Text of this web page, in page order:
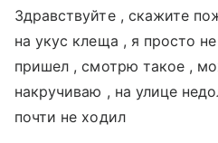
Здравствуйте , скажите
на укус клеща , я просто
пришел , смотрю такое ,
накручиваю , на улице
почти не ходил